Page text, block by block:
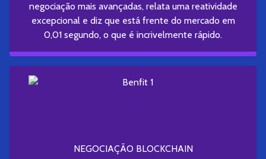
negociação mais avançadas, relata uma reatividade
excepcional e diz que está frente do mercado em
0,01 segundo, o que é incrivelmente rápido.
NEGOCIAÇÃO BLOCKCHAIN